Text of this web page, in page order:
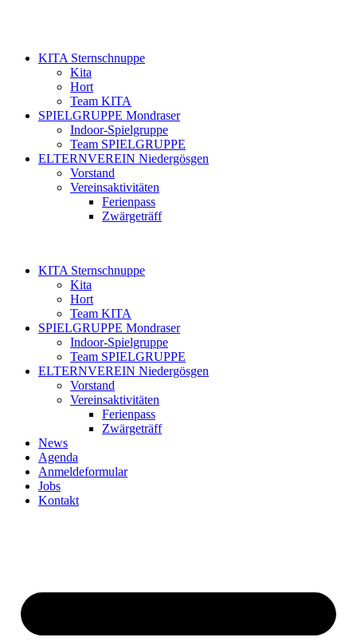
KITA Sternschnuppe
Kita
Hort
Team KITA
SPIELGRUPPE Mondraser
Indoor-Spielgruppe
Team SPIELGRUPPE
ELTERNVEREIN Niedergösgen
Vorstand
Vereinsaktivitäten
Ferienpass
Zwärgeträff
KITA Sternschnuppe
Kita
Hort
Team KITA
SPIELGRUPPE Mondraser
Indoor-Spielgruppe
Team SPIELGRUPPE
ELTERNVEREIN Niedergösgen
Vorstand
Vereinsaktivitäten
Ferienpass
Zwärgeträff
News
Agenda
Anmeldeformular
Jobs
Kontakt